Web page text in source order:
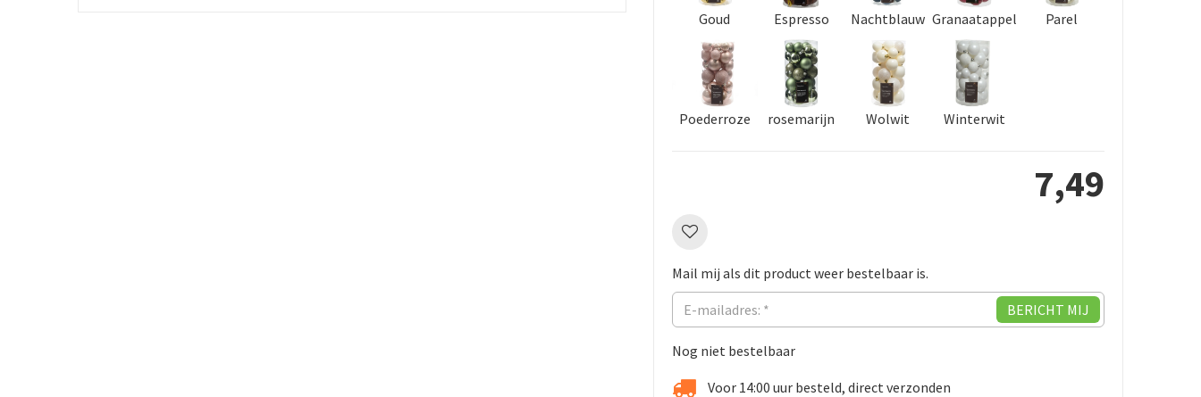
Goud Espresso Nachtblauw Granaatappel Parel
Poederroze rosemarijn Wolwit Winterwit
7,49
Mail mij als dit product weer bestelbaar is.
Nog niet bestelbaar
Voor 14:00 uur besteld, direct verzonden